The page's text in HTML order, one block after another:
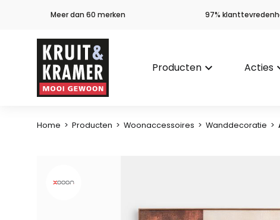
Meer dan 60 merken 97%
Producten keyboard_arrow_down Acties
Home > Producten > Woonaccessoires > Wanddecoratie >